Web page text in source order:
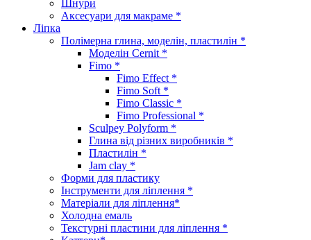
Шнури
Аксесуари для макраме *
Ліпка
Полімерна глина, моделін, пластилін *
Моделін Cernit *
Fimo *
Fimo Effect *
Fimo Soft *
Fimo Classic *
Fimo Professional *
Sculpey Polyform *
Глина від різних виробників *
Пластилін *
Jam clay *
Форми для пластику
Інструменти для ліплення *
Матеріали для ліплення*
Холодна емаль
Текстурні пластини для ліплення *